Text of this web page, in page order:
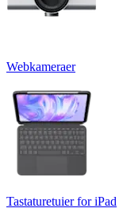
Webkameraer
Tastaturetuier for iPad